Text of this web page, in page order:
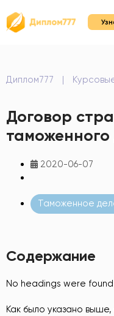
Диплом777 |
Договор
таможенного
2020-06-07
Таможенное
Содержание
No headings were
Как было указано